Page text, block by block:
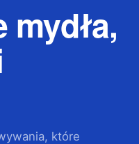
które